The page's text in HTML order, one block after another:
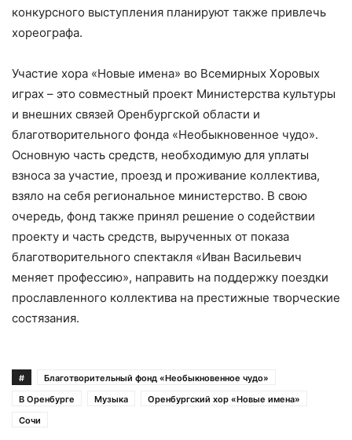
конкурсного выступления планируют также привлечь
хореографа.
Участие хора «Новые имена» во Всемирных Хоровых
играх – это совместный проект Министерства культуры
и внешних связей Оренбургской области и
благотворительного фонда «Необыкновенное чудо».
Основную часть средств, необходимую для уплаты
взноса за участие, проезд и проживание коллектива,
взяло на себя региональное министерство. В свою
очередь, фонд также принял решение о содействии
проекту и часть средств, вырученных от показа
благотворительного спектакля «Иван Васильевич
меняет профессию», направить на поддержку поездки
прославленного коллектива на престижные творческие
состязания.
#
Благотворительный фонд «Необыкновенное чудо»
В Оренбурге
Музыка
Оренбургский хор «Новые имена»
Сочи